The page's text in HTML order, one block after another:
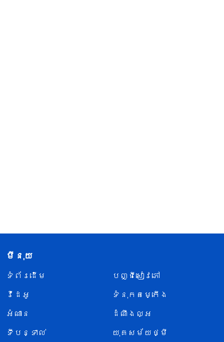
មីនុយ
ទំព័រ​ដើម
បញ្ជីសៀវភៅ
វីដេអូ
ទំនុកតម្កើង
អំណាន
ដំណឹងល្អ
ទីបន្ទាល់
យុគសម័យថ្មី